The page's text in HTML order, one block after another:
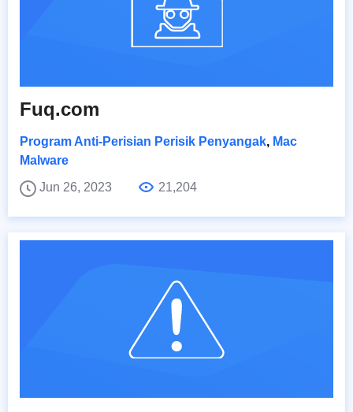
Fuq.com
Program Anti-Perisian Perisik Penyangak, Mac
Malware
Jun 26, 2023
21,204